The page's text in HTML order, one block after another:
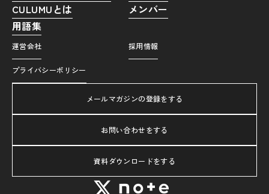
CULUMUとは
メンバー
用語集
運営会社 採用情報
プライバシーポリシー
メールマガジンの登録をする
お問い合わせをする
資料ダウンロードをする